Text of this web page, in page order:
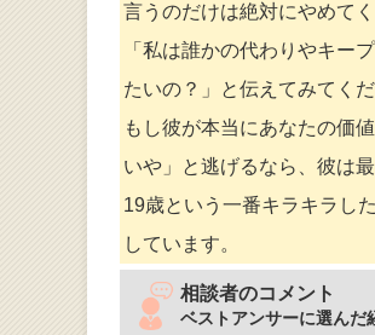
言うのだけは絶対にやめて
「私は誰かの代わりやキー
たいの？」と伝えてみてくだ
もし彼が本当にあなたの価
いや」と逃げるなら、彼は
19歳という一番キラキラし
しています。
相談者のコメント
ベストアンサーに選んだ